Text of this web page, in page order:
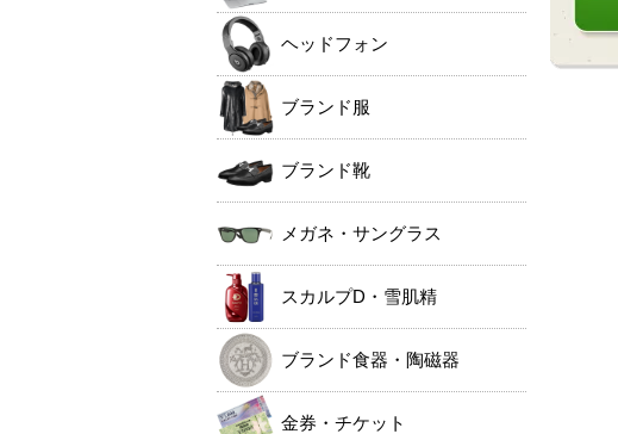
ヘッドフォン
ブランド服
ブランド靴
メガネ・サングラス
スカルプD・雪肌精
ブランド食器・陶磁器
金券・チケット